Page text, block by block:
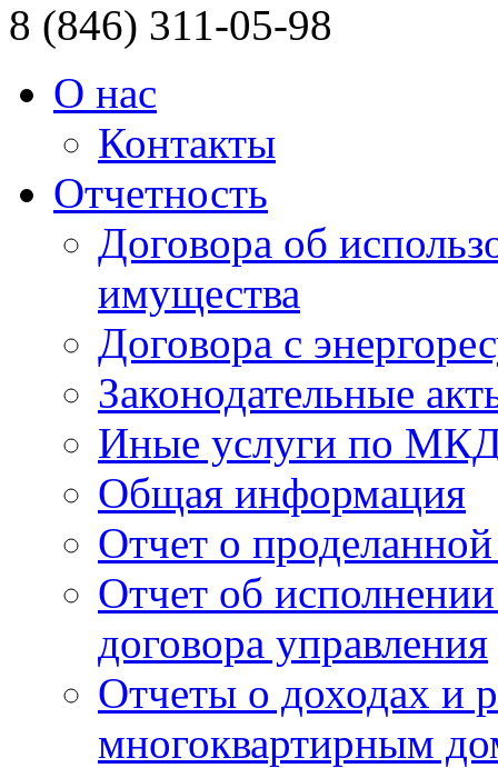
8 (846) 311-05-98
О нас
Контакты
Отчетность
Договора об
имущества
Договора с
Законодательные
Иные услуги по
Общая информация
Отчет о проделанной
Отчет об
договора управления
Отчеты о доходах и
многоквартирным